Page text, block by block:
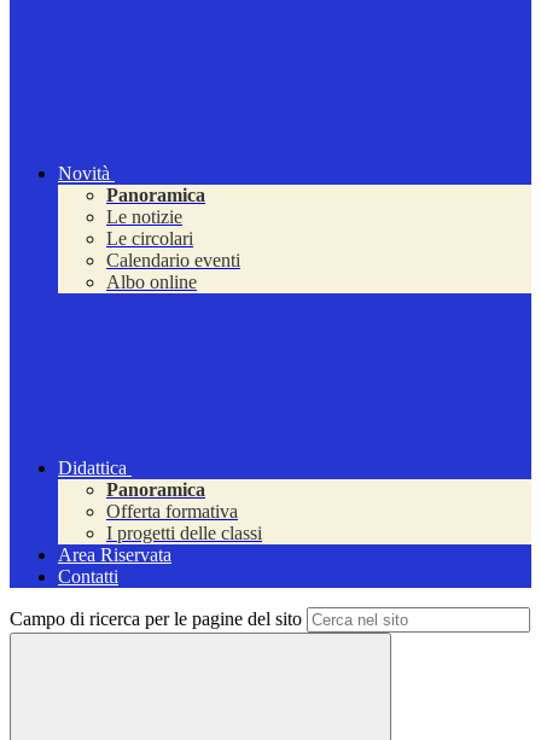
Novità
Panoramica
Le notizie
Le circolari
Calendario eventi
Albo online
Didattica
Panoramica
Offerta formativa
I progetti delle classi
Area Riservata
Contatti
Campo di ricerca per le pagine del sito